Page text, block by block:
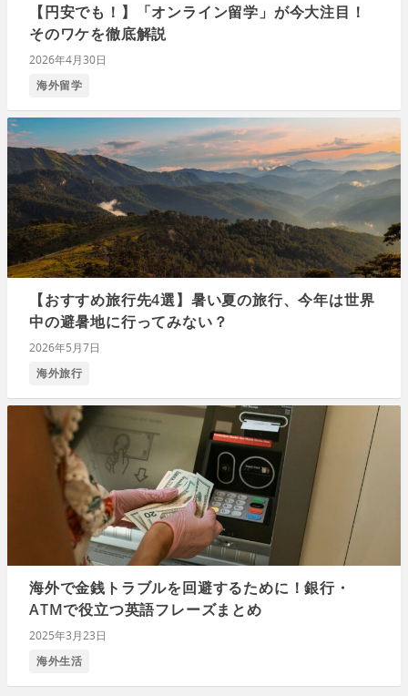
【円安でも！】「オンライン留学」が今大注目！
そのワケを徹底解説
2026年4月30日
海外留学
【おすすめ旅行先4選】暑い夏の旅行、今年は世界
中の避暑地に行ってみない？
2026年5月7日
海外旅行
海外で金銭トラブルを回避するために！銀行・
ATMで役立つ英語フレーズまとめ
2025年3月23日
海外生活